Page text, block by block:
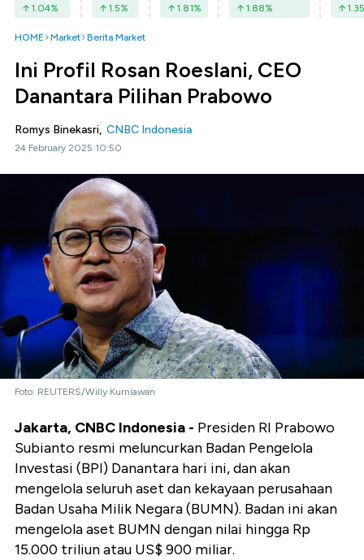
1.04% 1.5% 1.81% 1.88% 1.35
HOME Market Berita Market
Ini Profil Rosan Roeslani, CEO
Danantara Pilihan Prabowo
Romys Binekasri, CNBC Indonesia
24 February 2025 10:50
Foto: REUTERS/Willy Kurniawan
Jakarta, CNBC Indonesia - Presiden RI Prabowo
Subianto resmi meluncurkan Badan Pengelola
Investasi (BPI) Danantara hari ini, dan akan
mengelola seluruh aset dan kekayaan perusahaan
Badan Usaha Milik Negara (BUMN). Badan ini akan
mengelola aset BUMN dengan nilai hingga Rp
15.000 triliun atau US$ 900 miliar.